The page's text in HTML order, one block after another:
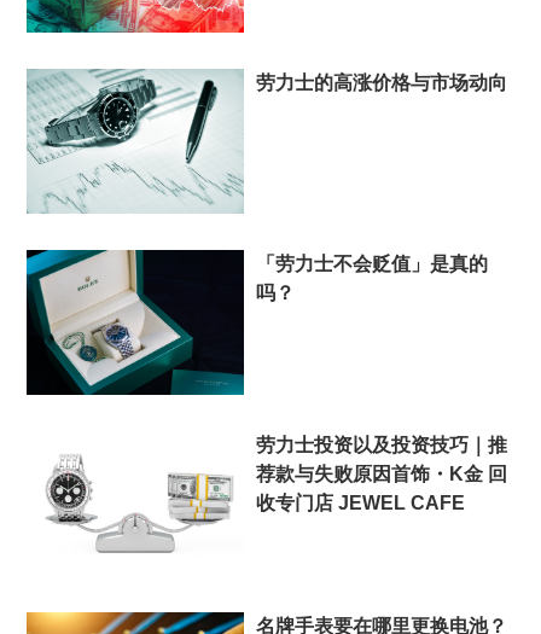
劳力士的高涨价格与市场动向
「劳力士不会贬值」是真的
吗？
劳力士投资以及投资技巧｜推
荐款与失败原因首饰・K金 回
收专门店 JEWEL CAFE
名牌手表要在哪里更换电池？